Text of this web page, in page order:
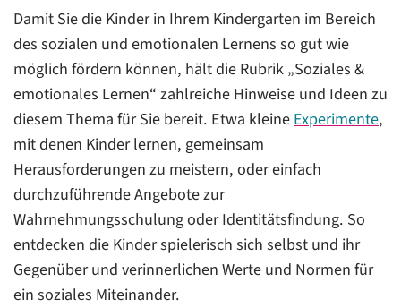
Damit Sie die Kinder in Ihrem Kindergarten im Bereich
des sozialen und emotionalen Lernens so gut wie
möglich fördern können, hält die Rubrik „Soziales &
emotionales Lernen“ zahlreiche Hinweise und Ideen zu
diesem Thema für Sie bereit. Etwa kleineExperimente,
mit denen Kinder lernen, gemeinsam
Herausforderungen zu meistern, oder einfach
durchzuführende Angebote zur
Wahrnehmungsschulung oder Identitätsfindung. So
entdecken die Kinder spielerisch sich selbst und ihr
Gegenüber und verinnerlichen Werte und Normen für
ein soziales Miteinander.